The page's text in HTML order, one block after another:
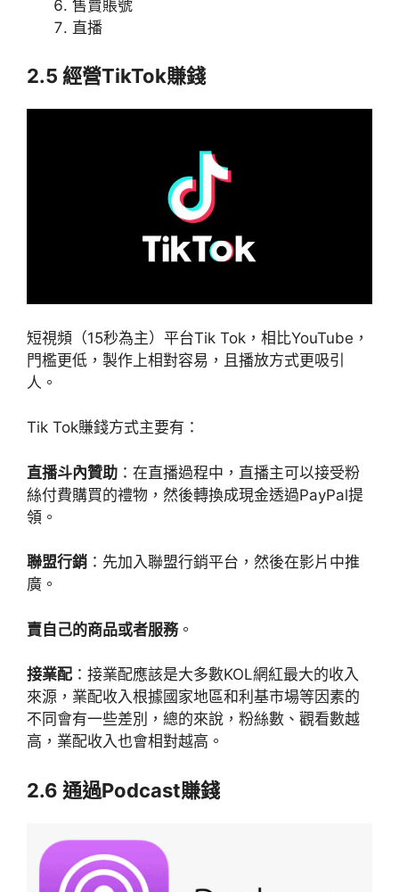
售賣賬號
直播
2.5 經營TikTok賺錢
短視頻（15秒為主）平台Tik Tok，相比YouTube，
門檻更低，製作上相對容易，且播放方式更吸引
人。
Tik Tok賺錢方式主要有：
直播斗內贊助 ：在直播過程中，直播主可以接受粉
絲付費購買的禮物，然後轉換成現金透過PayPal提
領。
聯盟行銷 ：先加入聯盟行銷平台，然後在影片中推
廣。
賣自己的商品或者服務。
接業配 ：接業配應該是大多數KOL網紅最大的收入
來源，業配收入根據國家地區和利基市場等因素的
不同會有一些差別，總的來說，粉絲數、觀看數越
高，業配收入也會相對越高。
2.6 通過Podcast賺錢